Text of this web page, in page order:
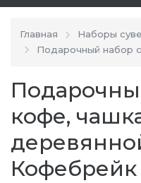
Главная Наборы
Подарочный набор
кофе,
Кофебрейк